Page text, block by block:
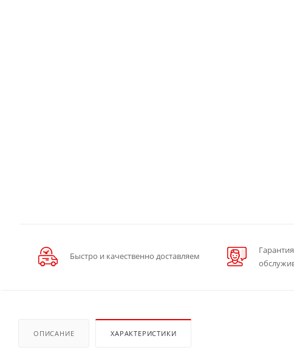
Быстро и качественно доставляем
ОПИСАНИЕ ХАРАКТЕРИСТИКИ